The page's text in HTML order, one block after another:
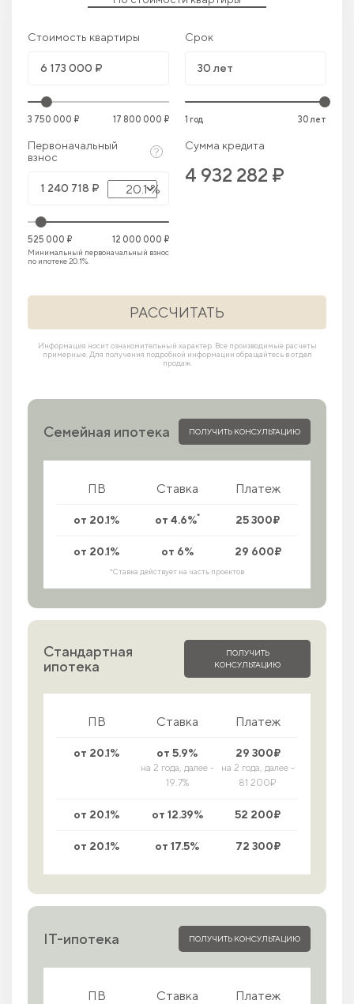
Стоимость квартиры
3 750 000 ₽ 17 800 000 ₽
Срок
1 год 30 лет
Первоначальный
взнос
20.1 %
525 000 ₽
12 000 000 ₽
Минимальный первоначальный взнос
по ипотеке 20.1%.
Сумма кредита
4 932 282 ₽
РАССЧИТАТЬ
Информация носит ознакомительный характер. Все производимые расчеты
примерные. Для получения подробной информации обращайтесь в отдел
продаж.
Семейная ипотека ПОЛУЧИТЬ КОНСУЛЬТАЦИЮ
ПВ Ставка Платеж
от 20.1% от 4.6%* 25 300₽
от 20.1% от 6% 29 600₽
*Ставка действует на часть проектов
Стандартная
ипотека
ПОЛУЧИТЬ
КОНСУЛЬТАЦИЮ
ПВ Ставка Платеж
от 20.1% от 5.9%
на 2 года, далее -
19.7%
29 300₽
на 2 года, далее -
81 200₽
от 20.1% от 12.39% 52 200₽
от 20.1% от 17.5% 72 300₽
IT-ипотека ПОЛУЧИТЬ КОНСУЛЬТАЦИЮ
ПВ Ставка Платеж